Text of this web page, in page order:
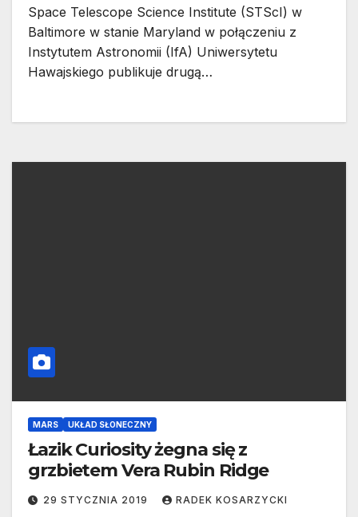
Space Telescope Science Institute (STScI) w
Baltimore w stanie Maryland w połączeniu z
Instytutem Astronomii (IfA) Uniwersytetu
Hawajskiego publikuje drugą…
MARS UKŁAD SŁONECZNY
Łazik Curiosity żegna się z
grzbietem Vera Rubin Ridge
29 STYCZNIA 2019 RADEK KOSARZYCKI